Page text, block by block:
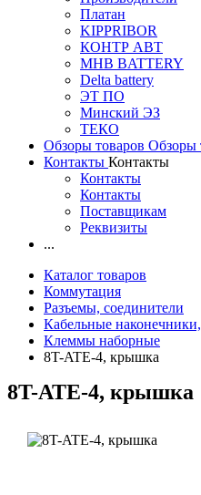
Платан
KIPPRIBOR
КОНТР АВТ
MHB BATTERY
Delta battery
ЭT ПО
Минский ЭЗ
ТЕКО
Обзоры товаров Обзоры
Контакты Контакты
Контакты
Контакты
Поставщикам
Реквизиты
...
Каталог товаров
Коммутация
Разъемы, соединители
Кабельные
Клеммы наборные
8T-ATE-4, крышка
8T-ATE-4, крышка